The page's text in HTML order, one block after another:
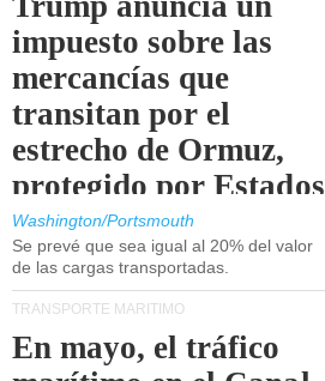
impuesto sobre las
mercancías que
transitan por el
estrecho de Ormuz,
protegido por Estados
Unidos.
Washington/Portsmouth
Se prevé que sea igual al 20% del valor
de las cargas transportadas.
TRANSPORTE MARÍTIMO
En mayo, el tráfico